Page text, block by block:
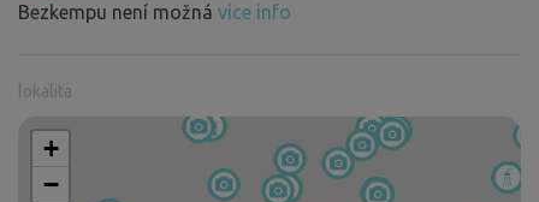
Bezkempu není možná více info
lokalita
+
−